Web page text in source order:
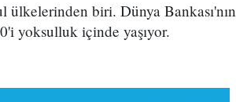
ülkelerinden biri. Dünya Bankası'nın
yoksulluk içinde yaşıyor.